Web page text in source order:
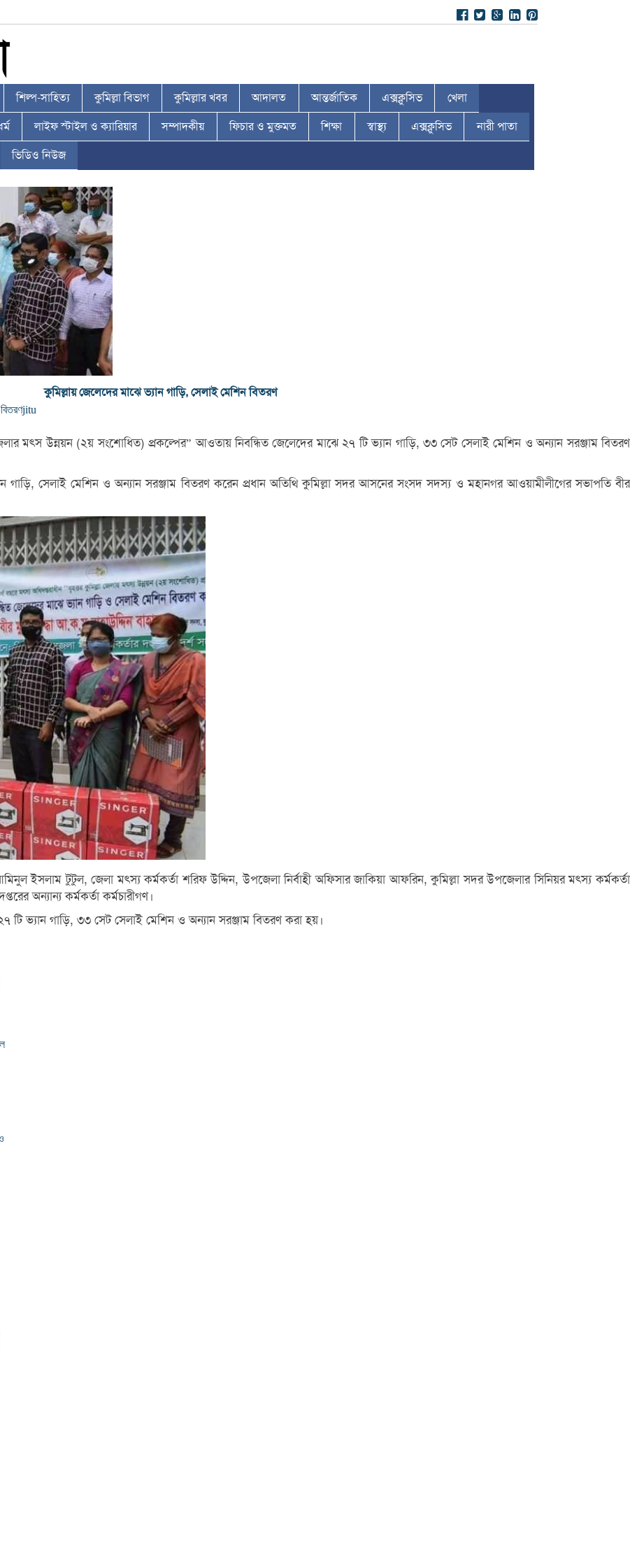
শিল্প-সাহিত্য কুমিল্লা বিভাগ কুমিল্লার খবর আদালত আন্তর্জাতিক এক্সক্লুসিভ খেলা
লাইফ স্টাইল ও ক্যারিয়ার সম্পাদকীয় ফিচার ও মুক্তমত শিক্ষা স্বাস্থ্য এক্সক্লুসিভ নারী পাতা
ভিডিও নিউজ
কুমিল্লায় জেলেদের মাঝে ভ্যান গাড়ি, সেলাই মেশিন বিতরণ
jitu
মৎস উন্নয়ন (২য় সংশোধিত) প্রকল্পের” আওতায় নিবন্ধিত জেলেদের মাঝে ২৭ টি ভ্যান গাড়ি, ৩৩ সেট সেলাই মেশিন ও অন্যান সরঞ্জাম বিতরণ
গাড়ি, সেলাই মেশিন ও অন্যান সরঞ্জাম বিতরণ করেন প্রধান অতিথি কুমিল্লা সদর আসনের সংসদ সদস্য ও মহানগর আওয়ামীলীগের সভাপতি বীর
ইসলাম টুটুল, জেলা মৎস্য কর্মকর্তা শরিফ উদ্দিন, উপজেলা নির্বাহী অফিসার জাকিয়া আফরিন, কুমিল্লা সদর উপজেলার সিনিয়র মৎস্য কর্মকর্তা
অন্যান্য কর্মকর্তা কর্মচারীগণ।
ভ্যান গাড়ি, ৩৩ সেট সেলাই মেশিন ও অন্যান সরঞ্জাম বিতরণ করা হয়।